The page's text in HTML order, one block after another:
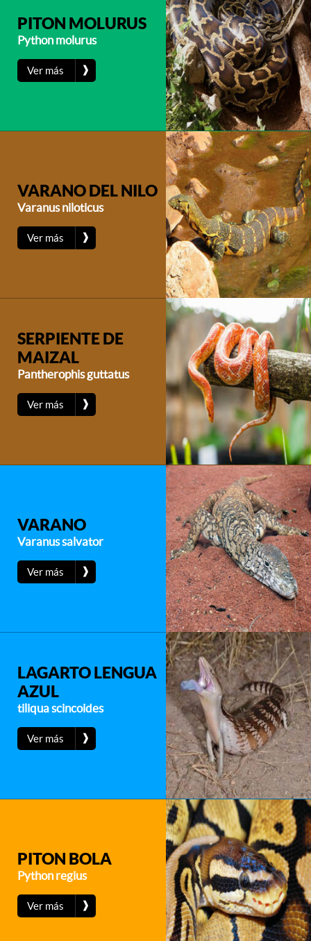
PITON MOLURUS
Python molurus
Ver más ❱
VARANO DEL NILO
Varanus niloticus
Ver más ❱
SERPIENTE DE
MAIZAL
Pantherophis guttatus
Ver más ❱
VARANO
Varanus salvator
Ver más ❱
LAGARTO LENGUA
AZUL
tiliqua scincoides
Ver más ❱
PITON BOLA
Python regius
Ver más ❱